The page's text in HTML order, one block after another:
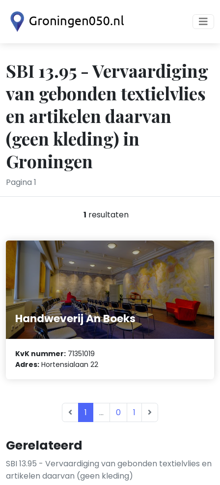
SBI 13.95 - Vervaardiging
van gebonden textielvlies
en artikelen daarvan
(geen kleding) in
Groningen
Pagina 1
Gerelateerd
SBI 13.95 - Vervaardiging van gebonden textielvlies en
artikelen daarvan (geen kleding)
1 resultaten
Handweverij An Boeks
KvK nummer: 71351019
Adres: Hortensialaan 22
1 ... 0 1